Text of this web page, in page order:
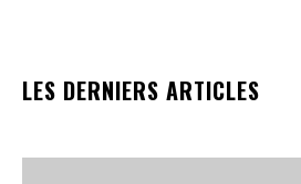
LES DERNIERS ARTICLES